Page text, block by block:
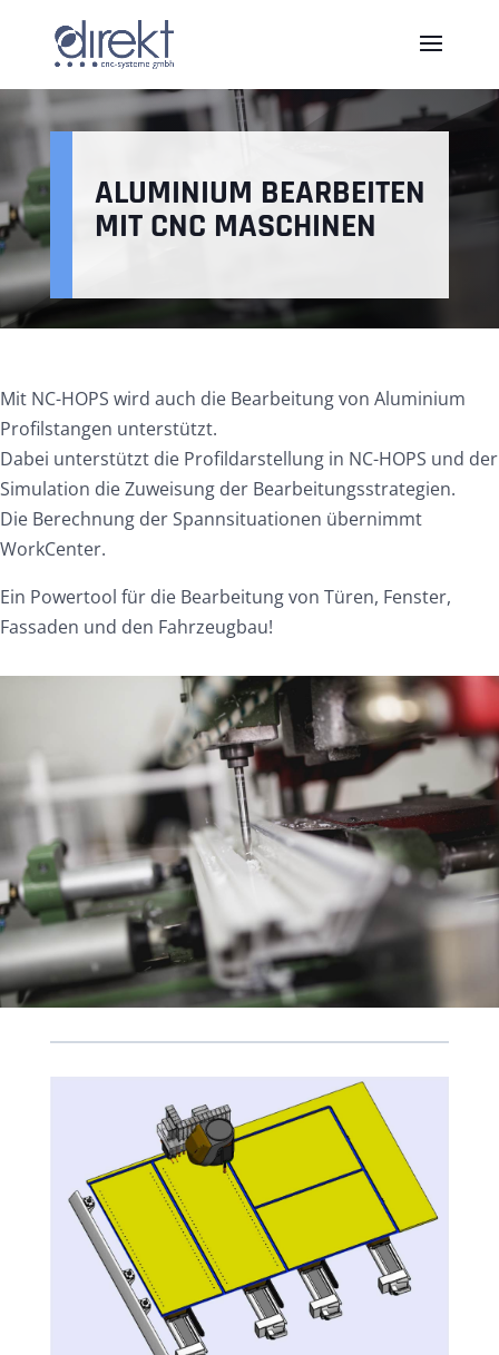
ALUMINIUM BEARBEITEN
MIT CNC MASCHINEN
Mit NC-HOPS wird auch die Bearbeitung von Aluminium
Profilstangen unterstützt.
Dabei unterstützt die Profildarstellung in NC-HOPS und der
Simulation die Zuweisung der Bearbeitungsstrategien.
Die Berechnung der Spannsituationen übernimmt
WorkCenter.
Ein Powertool für die Bearbeitung von Türen, Fenster,
Fassaden und den Fahrzeugbau!